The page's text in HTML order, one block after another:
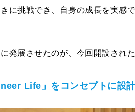
きに挑戦でき、自身の成長を実
発展させたのが、今回開設され
Life」をコンセプトに設